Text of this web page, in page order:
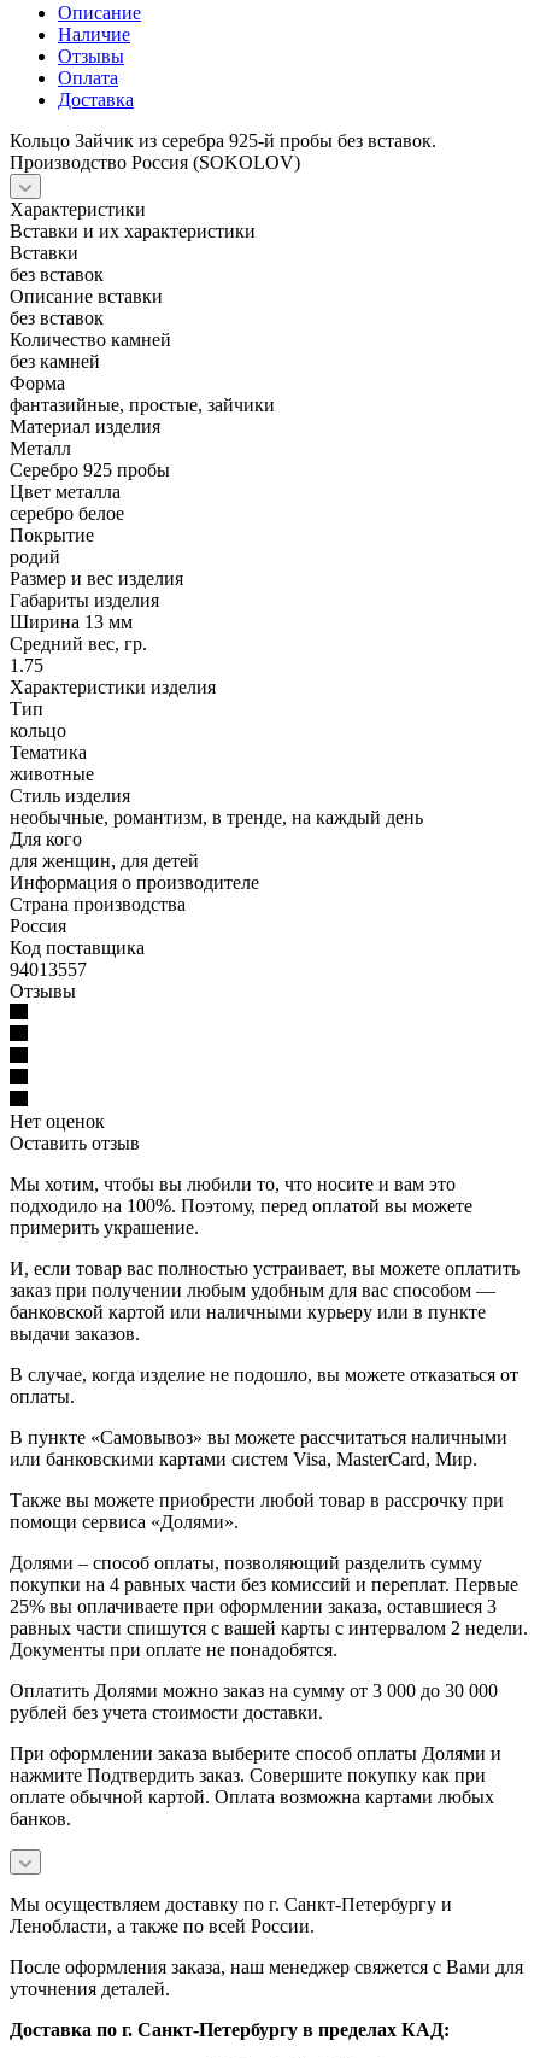
Описание
Наличие
Отзывы
Оплата
Доставка
Кольцо Зайчик из серебра 925-й пробы без вставок.
Производство Россия (SOKOLOV)
Характеристики
Вставки и их характеристики
Вставки
без вставок
Описание вставки
без вставок
Количество камней
без камней
Форма
фантазийные, простые, зайчики
Материал изделия
Металл
Серебро 925 пробы
Цвет металла
серебро белое
Покрытие
родий
Размер и вес изделия
Габариты изделия
Ширина 13 мм
Средний вес, гр.
1.75
Характеристики изделия
Тип
кольцо
Тематика
животные
Стиль изделия
необычные, романтизм, в тренде, на каждый день
Для кого
для женщин, для детей
Информация о производителе
Страна производства
Россия
Код поставщика
94013557
Отзывы
Нет оценок
Оставить отзыв
Мы хотим, чтобы вы любили то, что носите и вам это
подходило на 100%. Поэтому, перед оплатой вы можете
примерить украшение.
И, если товар вас полностью устраивает, вы можете оплатить
заказ при получении любым удобным для вас способом —
банковской картой или наличными курьеру или в пункте
выдачи заказов.
В случае, когда изделие не подошло, вы можете отказаться от
оплаты.
В пункте «Самовывоз» вы можете рассчитаться наличными
или банковскими картами систем Visa, MasterCard, Мир.
Также вы можете приобрести любой товар в рассрочку при
помощи сервиса «Долями».
Долями – способ оплаты, позволяющий разделить сумму
покупки на 4 равных части без комиссий и переплат. Первые
25% вы оплачиваете при оформлении заказа, оставшиеся 3
равных части спишутся с вашей карты с интервалом 2 недели.
Документы при оплате не понадобятся.
Оплатить Долями можно заказ на сумму от 3 000 до 30 000
рублей без учета стоимости доставки.
При оформлении заказа выберите способ оплаты Долями и
нажмите Подтвердить заказ. Совершите покупку как при
оплате обычной картой. Оплата возможна картами любых
банков.
Мы осуществляем доставку по г. Санкт-Петербургу и
Ленобласти, а также по всей России.
После оформления заказа, наш менеджер свяжется с Вами для
уточнения деталей.
Доставка по г. Санкт-Петербургу в пределах КАД: